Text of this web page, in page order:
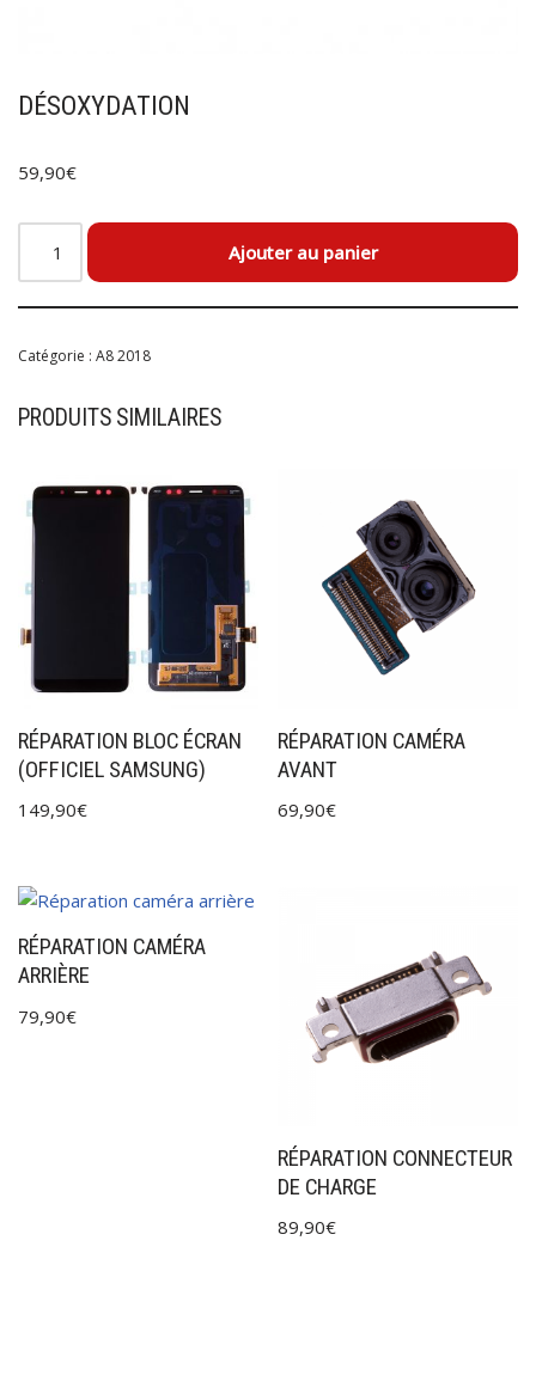
DÉSOXYDATION
59,90€
Ajouter au panier
Catégorie : A8 2018
PRODUITS SIMILAIRES
RÉPARATION BLOC ÉCRAN
(OFFICIEL SAMSUNG)
149,90€
RÉPARATION CAMÉRA
AVANT
69,90€
RÉPARATION CAMÉRA
ARRIÈRE
79,90€
RÉPARATION CONNECTEUR
DE CHARGE
89,90€